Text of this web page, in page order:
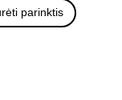
parinktis